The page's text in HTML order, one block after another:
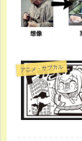
アニメ・サブカル